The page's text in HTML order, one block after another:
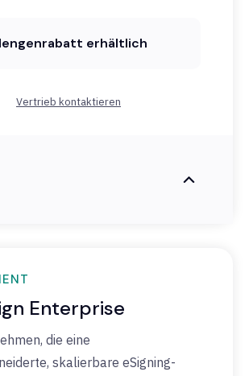
erhältlich
Vertrieb kontaktieren
Enterprise
die eine
skalierbare eSigning-